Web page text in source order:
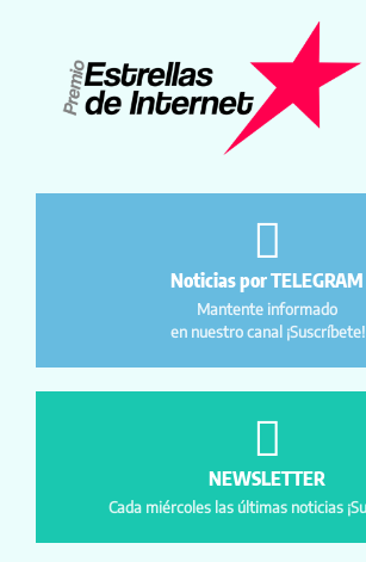
Noticias por TELEGRAM
Mantente informado
en nuestro canal ¡Suscríbete!
NEWSLETTER
Cada miércoles las últimas noticias